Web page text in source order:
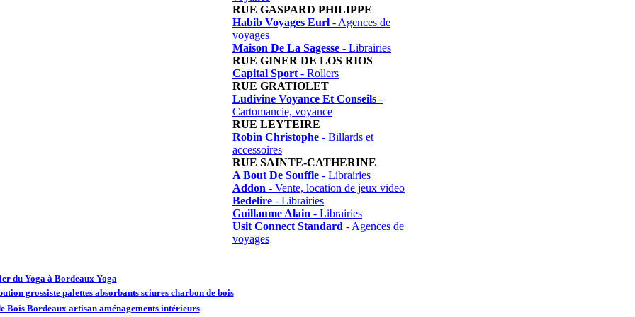
RUE GASPARD PHILIPPE
Habib Voyages Eurl - Agences de
voyages
Maison De La Sagesse - Librairies
RUE GINER DE LOS RIOS
Capital Sport - Rollers
RUE GRATIOLET
Ludivine Voyance Et Conseils -
Cartomancie, voyance
RUE LEYTEIRE
Robin Christophe - Billards et
accessoires
RUE SAINTE-CATHERINE
A Bout De Souffle - Librairies
Addon - Vente, location de jeux video
Bedelire - Librairies
Guillaume Alain - Librairies
Usit Connect Standard - Agences de
voyages
du Yoga à Bordeaux Yoga
grossiste palettes absorbants sciures charbon de bois
Bois Bordeaux artisan aménagements intérieurs